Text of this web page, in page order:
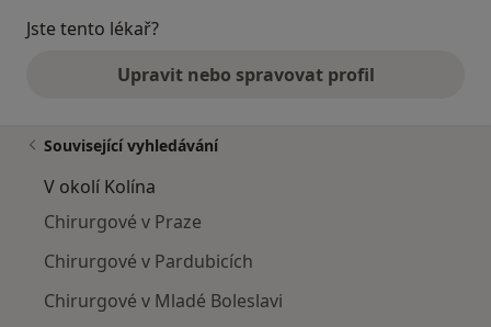
Jste tento lékař?
Upravit nebo spravovat profil
Související vyhledávání
V okolí Kolína
Chirurgové v Praze
Chirurgové v Pardubicích
Chirurgové v Mladé Boleslavi